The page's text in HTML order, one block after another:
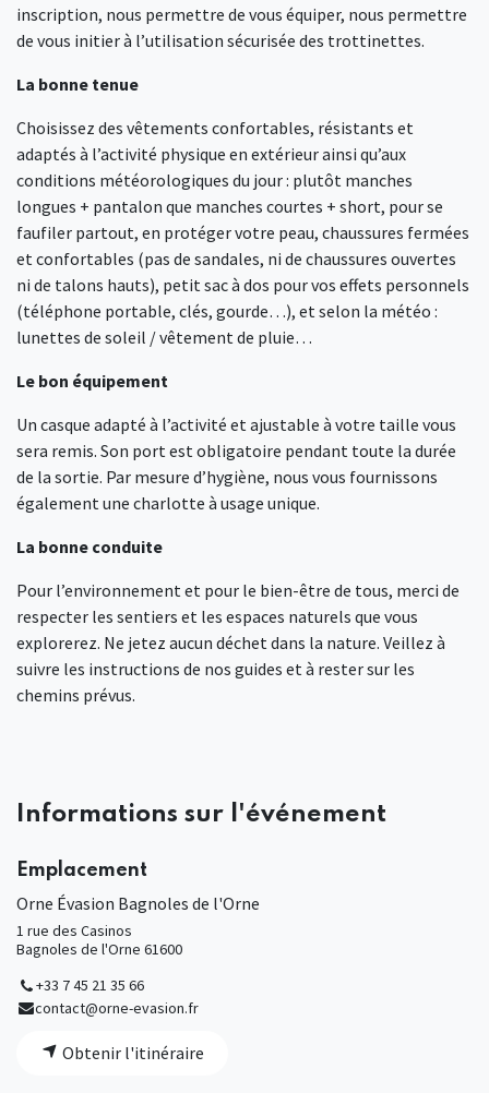
inscription, nous permettre de vous équiper, nous permettre
de vous initier à l’utilisation sécurisée des trottinettes.
La bonne tenue
Choisissez des vêtements confortables, résistants et
adaptés à l’activité physique en extérieur ainsi qu’aux
conditions météorologiques du jour : plutôt manches
longues + pantalon que manches courtes + short, pour se
faufiler partout, en protéger votre peau, chaussures fermées
et confortables (pas de sandales, ni de chaussures ouvertes
ni de talons hauts), petit sac à dos pour vos effets personnels
(téléphone portable, clés, gourde…), et selon la météo :
lunettes de soleil / vêtement de pluie…
Le bon équipement
Un casque adapté à l’activité et ajustable à votre taille vous
sera remis. Son port est obligatoire pendant toute la durée
de la sortie. Par mesure d’hygiène, nous vous fournissons
également une charlotte à usage unique.
La bonne conduite
Pour l’environnement et pour le bien-être de tous, merci de
respecter les sentiers et les espaces naturels que vous
explorerez. Ne jetez aucun déchet dans la nature. Veillez à
suivre les instructions de nos guides et à rester sur les
chemins prévus.
Informations sur l'événement
Emplacement
Orne Évasion Bagnoles de l'Orne
1 rue des Casinos
Bagnoles de l'Orne 61600
+33 7 45 21 35 66
contact@orne-evasion.fr
Obtenir l'itinéraire